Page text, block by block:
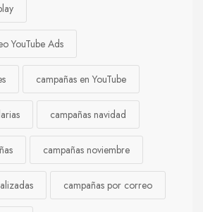
YouTube Ads
campañas en YouTube
campañas navidad
campañas noviembre
campañas por correo